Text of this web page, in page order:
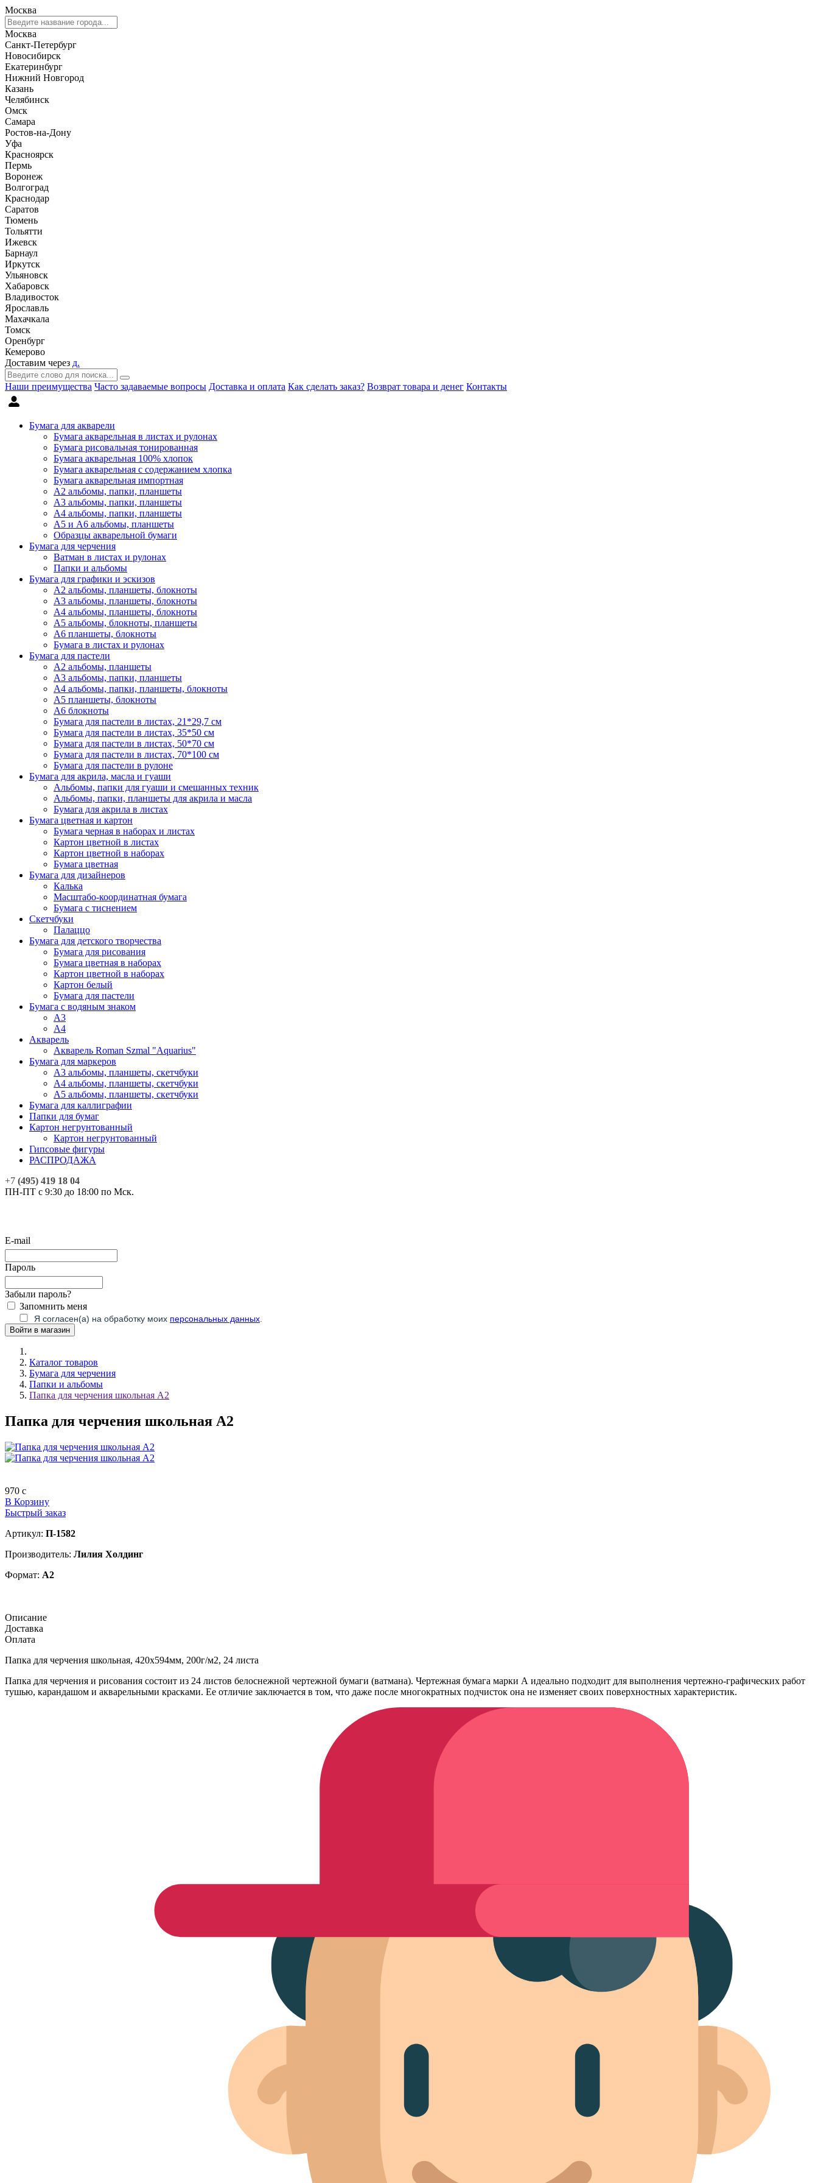
Москва
Москва
Санкт-Петербург
Новосибирск
Екатеринбург
Нижний Новгород
Казань
Челябинск
Омск
Самара
Ростов-на-Дону
Уфа
Красноярск
Пермь
Воронеж
Волгоград
Краснодар
Саратов
Тюмень
Тольятти
Ижевск
Барнаул
Иркутск
Ульяновск
Хабаровск
Владивосток
Ярославль
Махачкала
Томск
Оренбург
Кемерово
Доставим через д.
Наши преимущества Часто задаваемые вопросы Доставка и оплата Как сделать заказ? Возврат товара и денег Контакты
Бумага для акварели
Бумага акварельная в листах и рулонах
Бумага рисовальная тонированная
Бумага акварельная 100% хлопок
Бумага акварельная с содержанием хлопка
Бумага акварельная импортная
А2 альбомы, папки, планшеты
А3 альбомы, папки, планшеты
А4 альбомы, папки, планшеты
А5 и А6 альбомы, планшеты
Образцы акварельной бумаги
Бумага для черчения
Ватман в листах и рулонах
Папки и альбомы
Бумага для графики и эскизов
А2 альбомы, планшеты, блокноты
А3 альбомы, планшеты, блокноты
А4 альбомы, планшеты, блокноты
А5 альбомы, блокноты, планшеты
А6 планшеты, блокноты
Бумага в листах и рулонах
Бумага для пастели
А2 альбомы, планшеты
А3 альбомы, папки, планшеты
А4 альбомы, папки, планшеты, блокноты
А5 планшеты, блокноты
А6 блокноты
Бумага для пастели в листах, 21*29,7 см
Бумага для пастели в листах, 35*50 см
Бумага для пастели в листах, 50*70 см
Бумага для пастели в листах, 70*100 см
Бумага для пастели в рулоне
Бумага для акрила, масла и гуаши
Альбомы, папки для гуаши и смешанных техник
Альбомы, папки, планшеты для акрила и масла
Бумага для акрила в листах
Бумага цветная и картон
Бумага черная в наборах и листах
Картон цветной в листах
Картон цветной в наборах
Бумага цветная
Бумага для дизайнеров
Калька
Масштабо-координатная бумага
Бумага с тиснением
Скетчбуки
Палаццо
Бумага для детского творчества
Бумага для рисования
Бумага цветная в наборах
Картон цветной в наборах
Картон белый
Бумага для пастели
Бумага с водяным знаком
А3
А4
Акварель
Акварель Roman Szmal "Aquarius"
Бумага для маркеров
А3 альбомы, планшеты, скетчбуки
А4 альбомы, планшеты, скетчбуки
А5 альбомы, планшеты, скетчбуки
Бумага для каллиграфии
Папки для бумаг
Картон негрунтованный
Картон негрунтованный
Гипсовые фигуры
РАСПРОДАЖА
+7 (495) 419 18 04
ПН-ПТ с 9:30 до 18:00 по Мск.
E-mail
Пароль
Забыли пароль?
Запомнить меня
Я согласен(а) на обработку моих персональных данных
Каталог товаров
Бумага для черчения
Папки и альбомы
Папка для черчения школьная А2
Папка для черчения школьная А2
970 c
В Корзину
Быстрый заказ
Артикул: П-1582
Производитель: Лилия Холдинг
Формат: А2
Описание
Доставка
Оплата
Папка для черчения школьная, 420х594мм, 200г/м2, 24 листа
Папка для черчения и рисования состоит из 24 листов белоснежной чертежной бумаги (ватмана). Чертежная бумага марки А идеально подходит для выполнения чертежно-графических работ
тушью, карандашом и акварельными красками. Ее отличие заключается в том, что даже после многократных подчисток она не изменяет своих поверхностных характеристик.